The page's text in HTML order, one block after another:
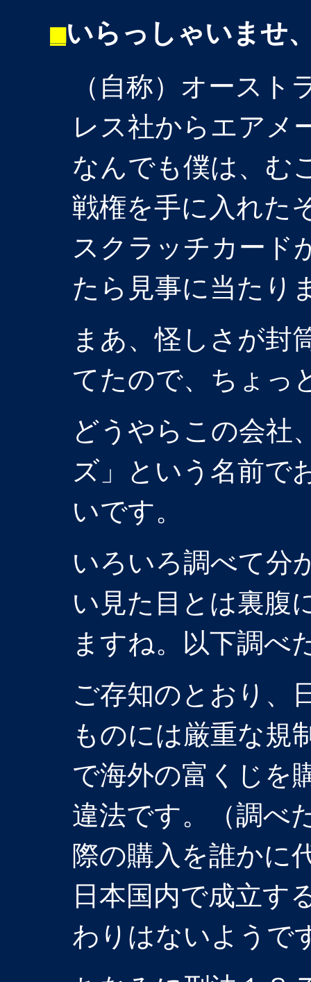
■いらっしゃいませ
（自称）オース
レス社からエアメ
なんでも僕は、む
戦権を手に入れた
スクラッチカード
たら見事に当たり
まあ、怪しさが封
てたので、ちょっ
どうやらこの会社
ズ」という名前で
いです。
いろいろ調べて分
い見た目とは裏腹
ますね。以下調べ
ご存知のとおり、
ものには厳重な規
で海外の富くじを
違法です。（調べ
際の購入を誰かに
日本国内で成立す
わりはないようで